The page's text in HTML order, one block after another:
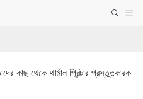
কাছ থেকে থার্মাল প্রিন্টার প্রস্তুতকারক